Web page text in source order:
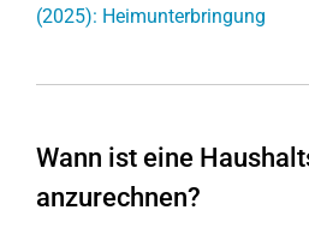
(2025): Heimunterbringung
Wann ist eine
anzurechnen?